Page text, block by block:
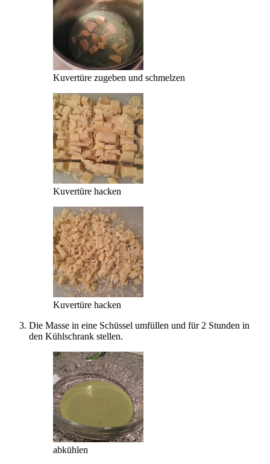
Kuvertüre zugeben und schmelzen
Kuvertüre hacken
Kuvertüre hacken
Die Masse in eine Schüssel umfüllen und für 2 Stunden in
den Kühlschrank stellen.
abkühlen